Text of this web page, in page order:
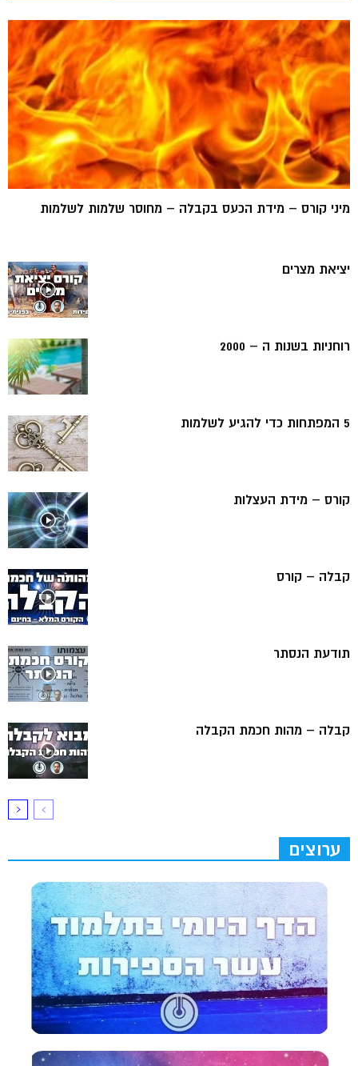
מיני קורס – מידת הכעס בקבלה – מחוסר שלמות לשלמות
יציאת מצרים
רוחניות בשנות ה – 2000
5 המפתחות כדי להגיע לשלמות
קורס – מידת העצלות
קבלה – קורס
תודעת הנסתר
קבלה – מהות חכמת הקבלה
ערוצים